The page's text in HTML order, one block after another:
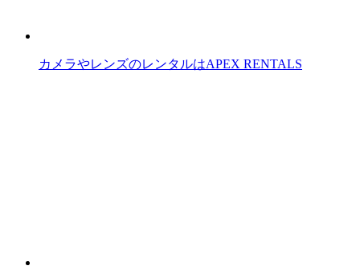
カメラやレンズのレンタルはAPEX RENTALS